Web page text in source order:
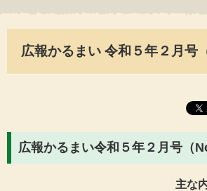
広報かるまい 令和５年２月号
広報かるまい令和５年２月号（
主な